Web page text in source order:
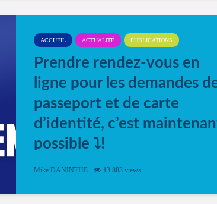
ACCUEIL ACTUALITÉ PUBLICATIONS
Prendre rendez-vous en
ligne pour les demandes
passeport et de carte
d’identité, c’est
possible ⤵️!
Désormais, il est possible de prendre rendez-vous
Mike DANINTHE 13 883 views